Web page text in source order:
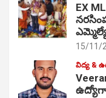
EX
15/11/
విద్య &